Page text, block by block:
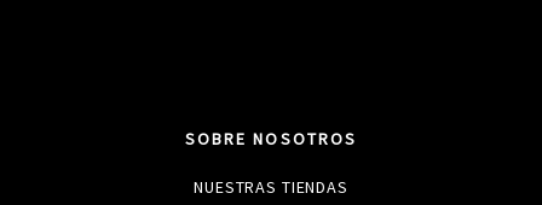
SOBRE NOSOTROS
NUESTRAS TIENDAS